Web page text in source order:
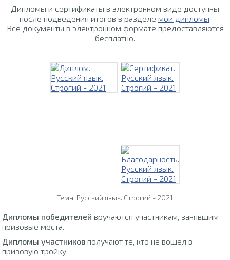
Дипломы и сертификаты в электронном виде доступны
после подведения итогов в разделе мои дипломы.
Все документы в электронном формате предоставляются
бесплатно.
Тема: Русский язык. Строгий - 2021
Дипломы победителей вручаются участникам, занявшим
призовые места.
Дипломы участников получают те, кто не вошел в
призовую тройку.